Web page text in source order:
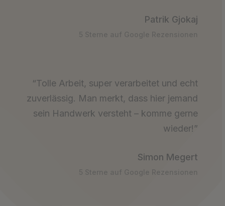
Patrik Gjokaj
“Tolle Arbeit, super verarbeitet und echt
zuverlässig. Man merkt, dass hier jemand
sein Handwerk versteht – komme gerne
wieder!”
Simon Megert